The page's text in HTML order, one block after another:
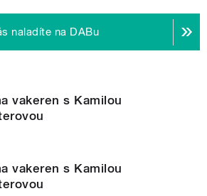
naladíte na DABu
vakeren s Kamilou
vakeren s Kamilou